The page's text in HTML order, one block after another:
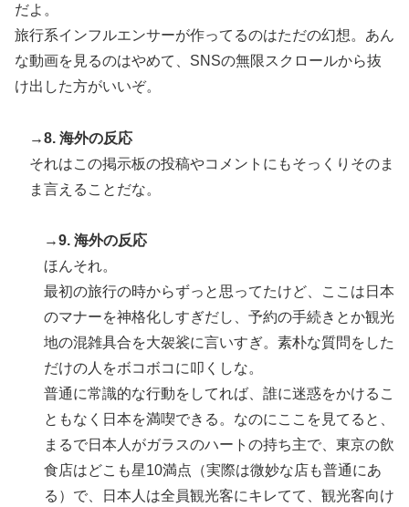
だよ。
旅行系インフルエンサーが作ってるのはただの幻想。あん
な動画を見るのはやめて、SNSの無限スクロールから抜
け出した方がいいぞ。
→8. 海外の反応
それはこの掲示板の投稿やコメントにもそっくりそのま
ま言えることだな。
→9. 海外の反応
ほんそれ。
最初の旅行の時からずっと思ってたけど、ここは日本
のマナーを神格化しすぎだし、予約の手続きとか観光
地の混雑具合を大袈裟に言いすぎ。素朴な質問をした
だけの人をボコボコに叩くしな。
普通に常識的な行動をしてれば、誰に迷惑をかけるこ
ともなく日本を満喫できる。なのにここを見てると、
まるで日本人がガラスのハートの持ち主で、東京の飲
食店はどこも星10満点（実際は微妙な店も普通にあ
る）で、日本人は全員観光客にキレてて、観光客向け